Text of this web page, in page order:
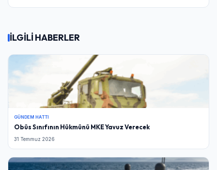
İLGİLİ HABERLER
GÜNDEM HATTI
Obüs Sınıfının Hükmünü MKE Yavuz Verecek
31 Temmuz 2026